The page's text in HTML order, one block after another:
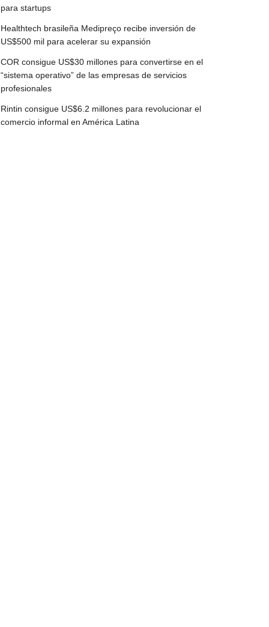
para startups
Healthtech brasileña Medipreço recibe inversión de
US$500 mil para acelerar su expansión
COR consigue US$30 millones para convertirse en el
“sistema operativo” de las empresas de servicios
profesionales
Rintin consigue US$6.2 millones para revolucionar el
comercio informal en América Latina